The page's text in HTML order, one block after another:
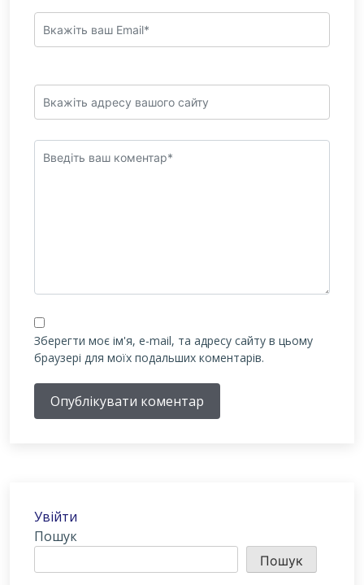
Зберегти моє ім'я, e-mail, та адресу сайту в цьому
браузері для моїх подальших коментарів.
Опублікувати коментар
Увійти
Пошук
Пошук